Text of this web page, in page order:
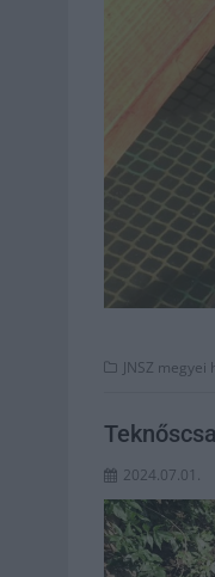
JNSZ megyei
2024.07.01.